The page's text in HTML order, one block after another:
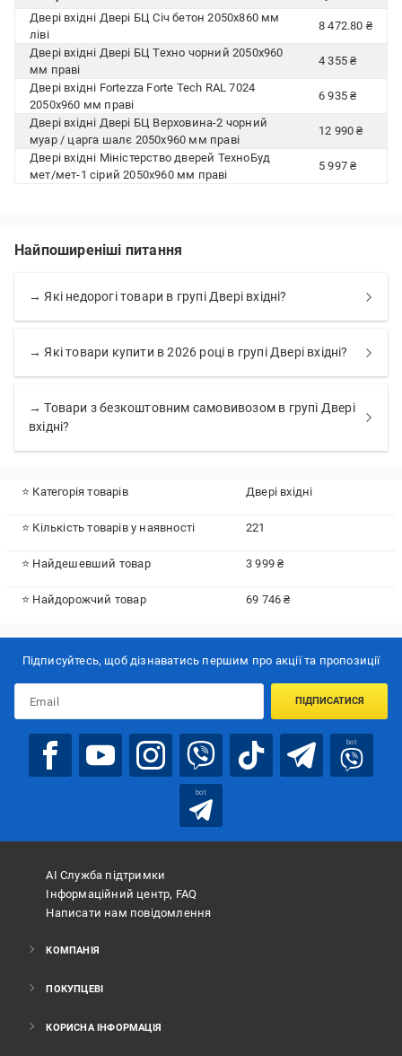
Двері вхідні Двері БЦ Січ бетон 2050х860 мм
ліві
8 472.80 ₴
Двері вхідні Двері БЦ Техно чорний 2050x960
мм праві
4 355 ₴
Двері вхідні Fortezza Forte Tech RAL 7024
2050x960 мм праві
6 935 ₴
Двері вхідні Двері БЦ Верховина-2 чорний
муар / царга шалє 2050x960 мм праві
12 990 ₴
Двері вхідні Міністерство дверей ТехноБуд
мет/мет-1 сірий 2050x960 мм праві
5 997 ₴
Найпоширеніші питання
→ Які недорогі товари в групі Двері вхідні?
→ Які товари купити в 2026 році в групі Двері вхідні?
→ Товари з безкоштовним самовивозом в групі Двері
вхідні?
⭐ Категорія товарів Двері вхідні
⭐ Кількість товарів у наявності 221
⭐ Найдешевший товар 3 999 ₴
⭐ Найдорожчий товар 69 746 ₴
Підписуйтесь, щоб дізнаватись першим про акції та пропозиції
ПІДПИСАТИСЯ
bot
bot
АІ Служба підтримки
Інформаційний центр, FAQ
Написати нам повідомлення
КОМПАНІЯ
ПОКУПЦЕВІ
КОРИСНА ІНФОРМАЦІЯ